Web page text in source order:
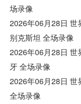
场录像
2026年06月28日 世
别克斯坦 全场录像
2026年06月28日 世
牙 全场录像
2026年06月28日 世
全场录像